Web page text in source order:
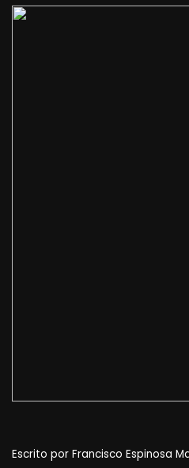
Escrito por Francisco Espinosa